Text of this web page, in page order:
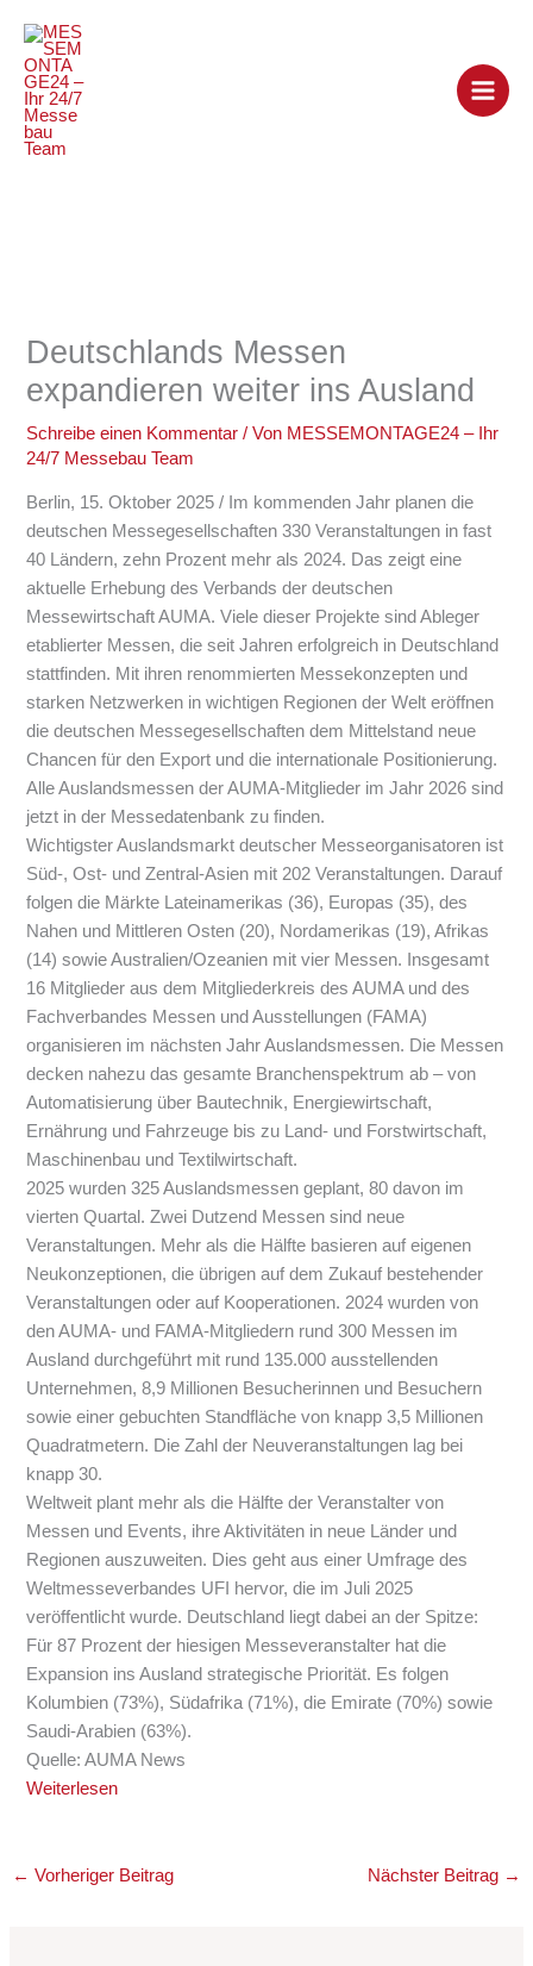
Inhalt
springen
Deutschlands Messen
expandieren weiter ins Ausland
Schreibe einen Kommentar / Von MESSEMONTAGE24 – Ihr
24/7 Messebau Team
Berlin, 15. Oktober 2025 / Im kommenden Jahr planen die
deutschen Messegesellschaften 330 Veranstaltungen in fast
40 Ländern, zehn Prozent mehr als 2024. Das zeigt eine
aktuelle Erhebung des Verbands der deutschen
Messewirtschaft AUMA. Viele dieser Projekte sind Ableger
etablierter Messen, die seit Jahren erfolgreich in Deutschland
stattfinden. Mit ihren renommierten Messekonzepten und
starken Netzwerken in wichtigen Regionen der Welt eröffnen
die deutschen Messegesellschaften dem Mittelstand neue
Chancen für den Export und die internationale Positionierung.
Alle Auslandsmessen der AUMA-Mitglieder im Jahr 2026 sind
jetzt in der Messedatenbank zu finden.
Wichtigster Auslandsmarkt deutscher Messeorganisatoren ist
Süd-, Ost- und Zentral-Asien mit 202 Veranstaltungen. Darauf
folgen die Märkte Lateinamerikas (36), Europas (35), des
Nahen und Mittleren Osten (20), Nordamerikas (19), Afrikas
(14) sowie Australien/Ozeanien mit vier Messen. Insgesamt
16 Mitglieder aus dem Mitgliederkreis des AUMA und des
Fachverbandes Messen und Ausstellungen (FAMA)
organisieren im nächsten Jahr Auslandsmessen. Die Messen
decken nahezu das gesamte Branchenspektrum ab – von
Automatisierung über Bautechnik, Energiewirtschaft,
Ernährung und Fahrzeuge bis zu Land- und Forstwirtschaft,
Maschinenbau und Textilwirtschaft.
2025 wurden 325 Auslandsmessen geplant, 80 davon im
vierten Quartal. Zwei Dutzend Messen sind neue
Veranstaltungen. Mehr als die Hälfte basieren auf eigenen
Neukonzeptionen, die übrigen auf dem Zukauf bestehender
Veranstaltungen oder auf Kooperationen. 2024 wurden von
den AUMA- und FAMA-Mitgliedern rund 300 Messen im
Ausland durchgeführt mit rund 135.000 ausstellenden
Unternehmen, 8,9 Millionen Besucherinnen und Besuchern
sowie einer gebuchten Standfläche von knapp 3,5 Millionen
Quadratmetern. Die Zahl der Neuveranstaltungen lag bei
knapp 30.
Weltweit plant mehr als die Hälfte der Veranstalter von
Messen und Events, ihre Aktivitäten in neue Länder und
Regionen auszuweiten. Dies geht aus einer Umfrage des
Weltmesseverbandes UFI hervor, die im Juli 2025
veröffentlicht wurde. Deutschland liegt dabei an der Spitze:
Für 87 Prozent der hiesigen Messeveranstalter hat die
Expansion ins Ausland strategische Priorität. Es folgen
Kolumbien (73%), Südafrika (71%), die Emirate (70%) sowie
Saudi-Arabien (63%).
Quelle: AUMA News
Weiterlesen
← Vorheriger Beitrag Nächster Beitrag →